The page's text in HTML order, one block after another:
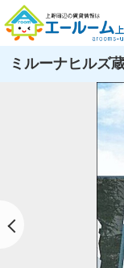
ミルーナヒルズ